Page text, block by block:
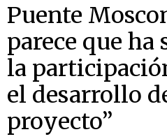
Puente
parece que ha
la
el desarrollo
proyecto”